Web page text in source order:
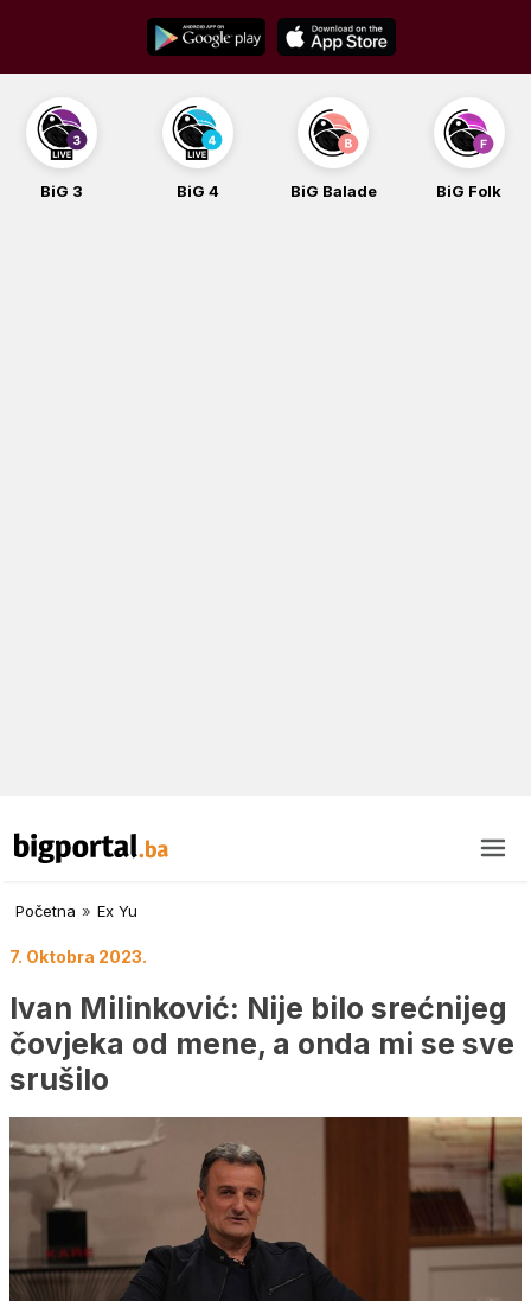
content
BiG 3 BiG 4 BiG Balade BiG Folk
Početna » Ex Yu
7. Oktobra 2023.
Ivan Milinković: Nije bilo srećnijeg
čovjeka od mene, a onda mi se sve
srušilo